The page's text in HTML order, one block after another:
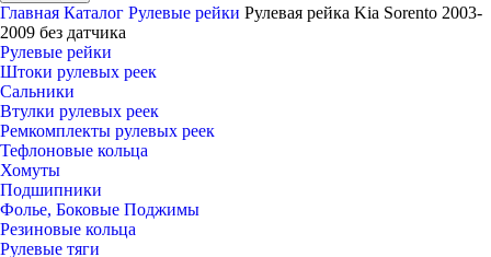
Главная Каталог Рулевые рейки Рулевая рейка Kia Sorento 2003-
2009 без датчика
Рулевые рейки
Штоки рулевых реек
Сальники
Втулки рулевых реек
Ремкомплекты рулевых реек
Тефлоновые кольца
Хомуты
Подшипники
Фолье, Боковые Поджимы
Резиновые кольца
Рулевые тяги